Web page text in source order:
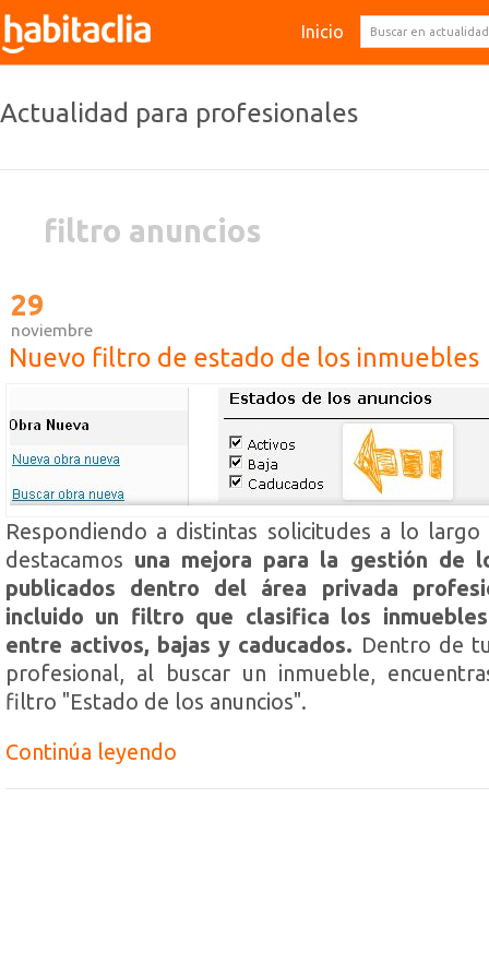
Inicio
Actualidad para profesionales
filtro anuncios
29
noviembre
Nuevo filtro de estado de los inmuebles
Respondiendo a distintas solicitudes a lo
destacamos una mejora para la gestión de
publicados dentro del área privada
incluido un filtro que clasifica los
entre activos, bajas y caducados. Dentro de
profesional, al buscar un inmueble,
filtro "Estado de los anuncios".
Continúa leyendo